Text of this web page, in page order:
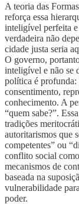
A teoria das
reforça essa
inteligível perfeita
verdadeira não
cidade justa seria
O governo,
inteligível e não se
política é profunda:
consentimento,
conhecimento. A
“quem sabe?”.
tradições
autoritarismos que
competentes” ou
conflito social
mecanismos de
baseada na
vulnerabilidade
poder.